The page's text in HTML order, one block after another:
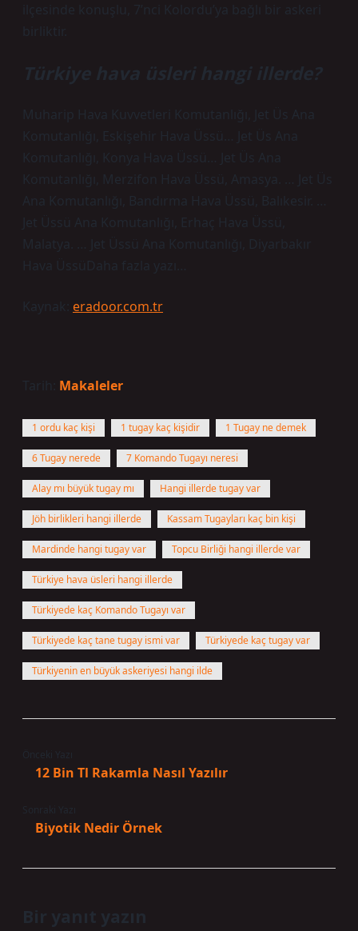
ilçesinde konuşlu, 7’nci Kolordu’ya bağlı bir askeri
Türkiye hava üsleri hangi illerde?
Muharip Hava Kuvvetleri Komutanlığı, Jet Üs Ana
Komutanlığı, Eskişehir Hava Üssü… Jet Üs Ana
Komutanlığı, Konya Hava Üssü… Jet Üs Ana
Komutanlığı, Merzifon Hava Üssü, Amasya. … Jet Üs
Ana Komutanlığı, Bandırma Hava Üssü, Balıkesir. …
Jet Üssü Ana Komutanlığı, Erhaç Hava Üssü,
Malatya. … Jet Üssü Ana Komutanlığı, Diyarbakır
Hava ÜssüDaha fazla yazı…
Kaynak: eradoor.com.tr
Tarih: Makaleler
1 ordu kaç kişi 1 tugay kaç kişidir 1 Tugay ne demek
6 Tugay nerede 7 Komando Tugayı neresi
Alay mı büyük tugay mı Hangi illerde tugay var
Jöh birlikleri hangi illerde Kassam Tugayları kaç bin kişi
Mardinde hangi tugay var Topcu Birliği hangi illerde var
Türkiye hava üsleri hangi illerde
Türkiyede kaç Komando Tugayı var
Türkiyede kaç tane tugay ismi var Türkiyede kaç tugay var
Türkiyenin en büyük askeriyesi hangi ilde
12 Bin Tl Rakamla Nasıl Yazılır
Biyotik Nedir Örnek
Bir yanıt yazın